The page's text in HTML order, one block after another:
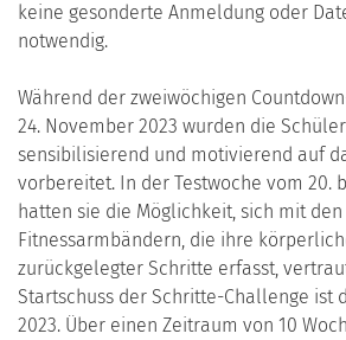
keine gesonderte Anmeldung oder
notwendig.
Während der zweiwöchigen
24. November 2023 wurden die
sensibilisierend und motivierend auf
vorbereitet. In der Testwoche vom 20.
hatten sie die Möglichkeit, sich mit den
Fitnessarmbändern, die ihre
zurückgelegter Schritte erfasst,
Startschuss der Schritte-Challenge ist
2023. Über einen Zeitraum von 10